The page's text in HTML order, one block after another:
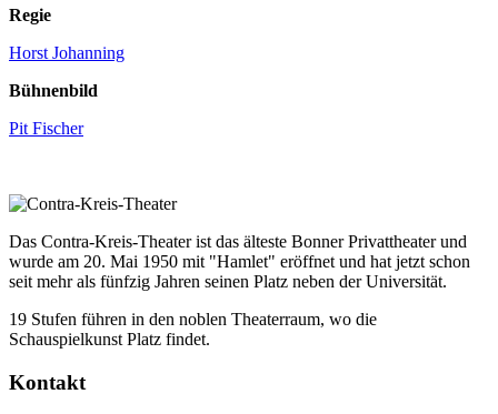
Regie
Horst Johanning
Bühnenbild
Pit Fischer
Das Contra-Kreis-Theater ist das älteste Bonner Privattheater und
wurde am 20. Mai 1950 mit "Hamlet" eröffnet und hat jetzt schon
seit mehr als fünfzig Jahren seinen Platz neben der Universität.
19 Stufen führen in den noblen Theaterraum, wo die
Schauspielkunst Platz findet.
Kontakt